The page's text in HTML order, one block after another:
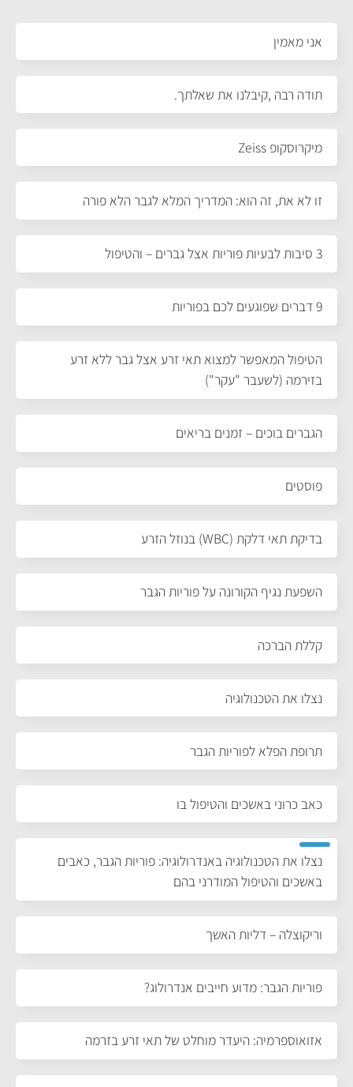
אני מאמין
תודה רבה ,קיבלנו את שאלתך.
מיקרוסקופ Zeiss
זו לא את, זה הוא: המדריך המלא לגבר הלא פורה
3 סיבות לבעיות פוריות אצל גברים – והטיפול
9 דברים שפוגעים לכם בפוריות
הטיפול המאפשר למצוא תאי זרע אצל גבר ללא זרע
בזירמה (לשעבר "עקר")
הגברים בוכים – זמנים בריאים
פוסטים
בדיקת תאי דלקת (WBC) בנוזל הזרע
השפעת נגיף הקורונה על פוריות הגבר
קללת הברכה
נצלו את הטכנולוגיה
תרופת הפלא לפוריות הגבר
כאב כרוני באשכים והטיפול בו
נצלו את הטכנולוגיה באנדרולוגיה: פוריות הגבר, כאבים
באשכים והטיפול המודרני בהם
וריקוצלה – דליות האשך
פוריות הגבר: מדוע חייבים אנדרולוג?
אזואוספרמיה: היעדר מוחלט של תאי זרע בזרמה